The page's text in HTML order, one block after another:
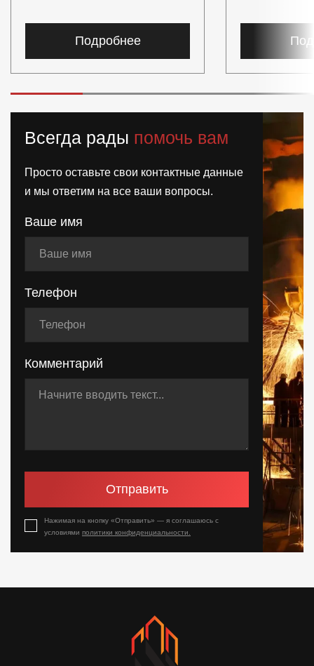
Подробнее
Всегда рады помочь вам
Просто оставьте свои контактные данные
и мы ответим на все ваши вопросы.
Ваше имя
Телефон
Комментарий
Отправить
Нажимая на кнопку «Отправить» — я соглашаюсь с
условиями политики конфиденциальности.